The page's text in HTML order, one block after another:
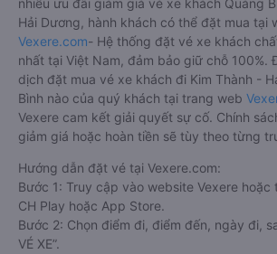
nhiều ưu đãi giảm giá vé xe khách Quảng
Hải Dương, hành khách có thể đặt mua tại
Vexere.com- Hệ thống đặt vé xe khách
nhất tại Việt Nam, đảm bảo giữ chỗ 100%.
dịch đặt mua vé xe khách đi Kim Thành -
Bình nào của quý khách tại trang web
Vexere cam kết giải quyết sự cố. Chính
giảm giá hoặc hoàn tiền sẽ tùy theo từng
Hướng dẫn đặt vé tại Vexere.com:
Bước 1: Truy cập vào website Vexere hoặc
CH Play hoặc App Store.
Bước 2: Chọn điểm đi, điểm đến, ngày đi,
VÉ XE”.